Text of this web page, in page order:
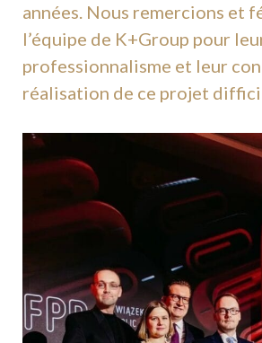
années. Nous remercions et
l’équipe de K+Group pour
professionnalisme et leur
réalisation de ce projet